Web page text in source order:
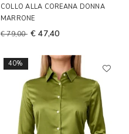
COLLO ALLA COREANA DONNA
MARRONE
€ 79,00 € 47,40
40%